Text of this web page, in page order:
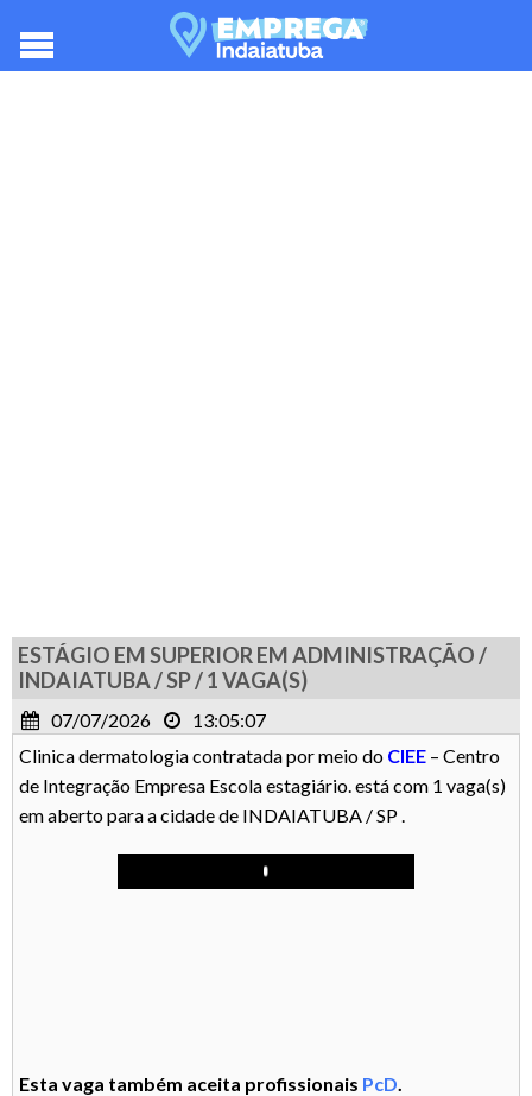
ESTÁGIO EM SUPERIOR EM ADMINISTRAÇÃO /
INDAIATUBA / SP / 1 VAGA(S)
07/07/2026
13:05:07
Clinica dermatologia contratada por meio do CIEE – Centro
de Integração Empresa Escola estagiário. está com 1 vaga(s)
em aberto para a cidade de INDAIATUBA / SP .
Play
Esta vaga também aceita profissionais PcD